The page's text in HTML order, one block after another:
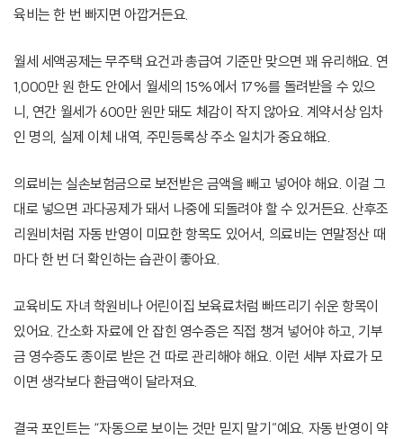
육비는 한 번 빠지면 아깝거든요.
월세 세액공제는 무주택 요건과 총급여 기준만 맞으면 꽤 유리해요. 연
1,000만 원 한도 안에서 월세의 15%에서 17%를 돌려받을 수 있으
니, 연간 월세가 600만 원만 돼도 체감이 작지 않아요. 계약서상 임차
인 명의, 실제 이체 내역, 주민등록상 주소 일치가 중요해요.
의료비는 실손보험금으로 보전받은 금액을 빼고 넣어야 해요. 이걸 그
대로 넣으면 과다공제가 돼서 나중에 되돌려야 할 수 있거든요. 산후조
리원비처럼 자동 반영이 미묘한 항목도 있어서, 의료비는 연말정산 때
마다 한 번 더 확인하는 습관이 좋아요.
교육비도 자녀 학원비나 어린이집 보육료처럼 빠뜨리기 쉬운 항목이
있어요. 간소화 자료에 안 잡힌 영수증은 직접 챙겨 넣어야 하고, 기부
금 영수증도 종이로 받은 건 따로 관리해야 해요. 이런 세부 자료가 모
이면 생각보다 환급액이 달라져요.
결국 포인트는 “자동으로 보이는 것만 믿지 말기”예요. 자동 반영이 약